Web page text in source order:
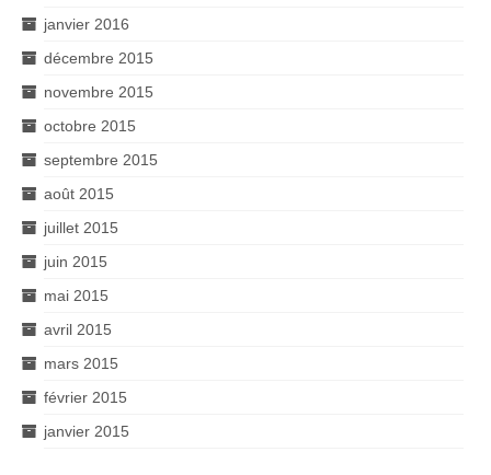
janvier 2016
décembre 2015
novembre 2015
octobre 2015
septembre 2015
août 2015
juillet 2015
juin 2015
mai 2015
avril 2015
mars 2015
février 2015
janvier 2015